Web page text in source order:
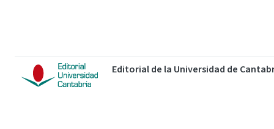
Editorial de la Universidad de